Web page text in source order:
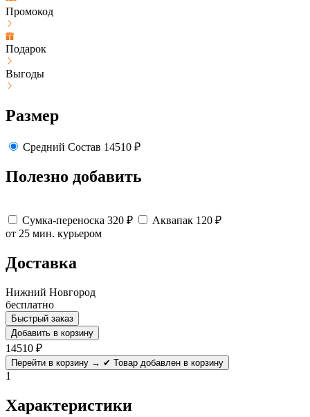
Промокод
Подарок
Выгоды
Размер
Средний Состав 14510 ₽
Полезно добавить
Сумка-переноска 320 ₽ Аквапак 120 ₽
от 25 мин. курьером
Доставка
Нижний Новгород
бесплатно
Быстрый заказ
Добавить в корзину
14510 ₽
Перейти в корзину → ✔ Товар добавлен в корзину
1
Характеристики